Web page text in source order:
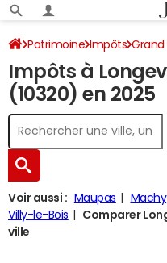
Patrimoine Impôts Grand
Impôt sur le revenu
Impôts à
(10320) en 2025
Voir aussi : Maupas Machy
Villy-le-Bois
Comparer
ville